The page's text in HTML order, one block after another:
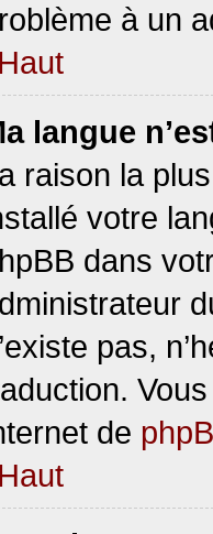
à un
Haut
langue
raison la
votre
dans
pas,
de
Haut